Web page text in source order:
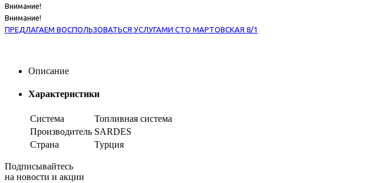
Внимание!
Внимание!
ПРЕДЛАГАЕМ ВОСПОЛЬЗОВАТЬСЯ УСЛУГАМИ СТО МАРТОВСКАЯ 8/1
Описание
Характеристики
Система
Топливная система
Производитель SARDES
Страна
Турция
Подписывайтесь
на новости и акции